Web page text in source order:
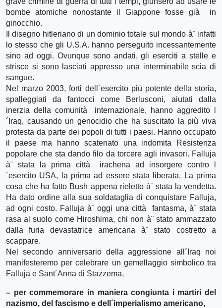
bombe atomiche nonostante il Giappone fosse già in
ginocchio.
Il disegno hitleriano di un dominio totale sul mondo à¨ infatti
lo stesso che gli U.S.A. hanno perseguito incessantemente
sino ad oggi. Ovunque sono andati, gli eserciti a stelle e
strisce si sono lasciati appresso una interminabile scia di
sangue.
Nel marzo 2003, forti dell´esercito più potente della storia,
spalleggiati da fantocci come Berlusconi, aiutati dalla
inerzia della comunità internazionale, hanno aggredito l
´Iraq, causando un genocidio che ha suscitato la più viva
protesta da parte dei popoli di tutti i paesi. Hanno occupato
il paese ma hanno scatenato una indomita Resistenza
popolare che sta dando filo da torcere agli invasori. Falluja
à¨ stata la prima città irachena ad insorgere contro l
´esercito USA, la prima ad essere stata liberata. La prima
cosa che ha fatto Bush appena rieletto à¨ stata la vendetta.
Ha dato ordine alla sua soldataglia di conquistare Falluja,
ad ogni costo. Falluja à¨ oggi una città fantasma, à¨ stata
rasa al suolo come Hiroshima, chi non à¨ stato ammazzato
dalla furia devastatrice americana à¨ stato costretto a
scappare.
Nel secondo anniversario della aggressione all´Iraq noi
manifesteremo per celebrare un gemellaggio simbolico tra
Falluja e Sant´Anna di Stazzema,
– per commemorare in maniera congiunta i martiri del
nazismo, del fascismo e dell´imperialismo americano,